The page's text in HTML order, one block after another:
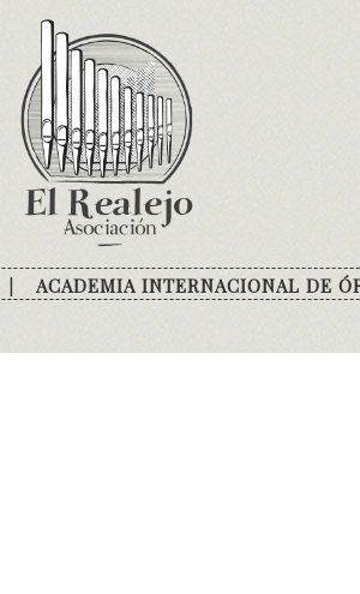
ACADEMIA INTERNACIONAL DE